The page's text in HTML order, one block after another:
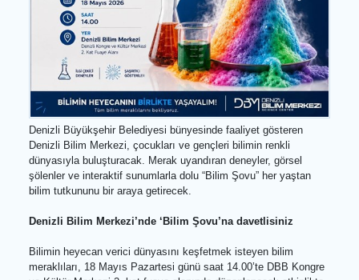
Denizli Büyükşehir Belediyesi bünyesinde faaliyet gösteren
Denizli Bilim Merkezi, çocukları ve gençleri bilimin renkli
dünyasıyla buluşturacak. Merak uyandıran deneyler, görsel
şölenler ve interaktif sunumlarla dolu “Bilim Şovu” her yaştan
bilim tutkununu bir araya getirecek.